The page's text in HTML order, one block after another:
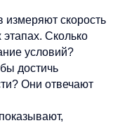
измеряют скорость
Сколько
условий?
достичь
Они отвечают